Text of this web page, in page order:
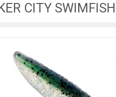
CITY